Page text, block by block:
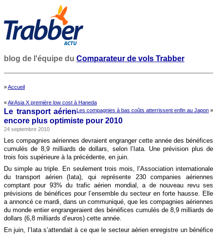
blog de l'équipe du Comparateur de vols Trabber
»Accueil
«AirAsia X première low cost à Haneda
Les compagnies à bas coûts atterrissent enfin au Japon »
Le transport aérien
encore plus optimiste pour 2010
24 septembre 2010
Les compagnies aériennes devraient engranger cette année des bénéfices
cumulés de 8,9 milliards de dollars, selon l’Iata. Une prévision plus de
trois fois supérieure à la précédente, en juin.
Du simple au triple. En seulement trois mois, l’Association internationale
du transport aérien (Iata), qui représente 230 companies aériennes
comptant pour 93% du trafic aérien mondial, a de nouveau revu ses
prévisions de bénéfices pour l’ensemble du secteur en forte hausse. Elle
a annoncé ce mardi, dans un communiqué, que les compagnies aériennes
du monde entier engrangeraient des bénéfices cumulés de 8,9 milliards de
dollars (6,8 milliards d’euros) cette année.
En juin, l’Iata s’attendait à ce que le secteur aérien enregistre un bénéfice